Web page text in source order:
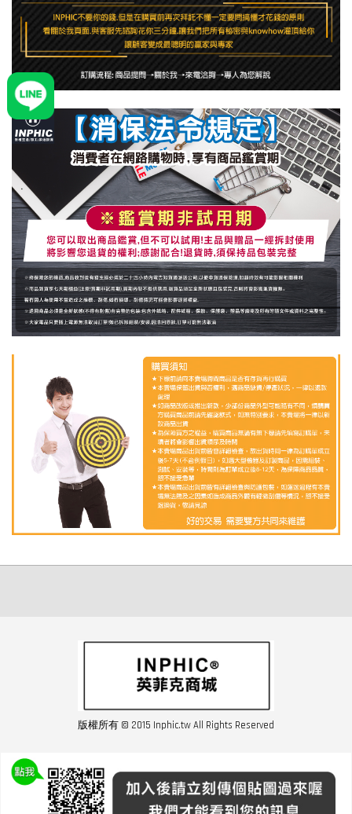
版權所有 © 2015 Inphic.tw All Rights Reserved
友站連結inphic營業設備
聯絡我們 02-28852016 如遇商品缺貨或數量不足請與客服聯繫